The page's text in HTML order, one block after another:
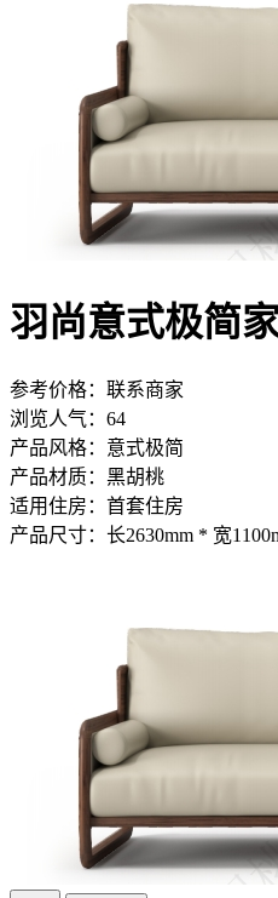
羽尚意式极简
参考价格： 联系商家
浏览人气： 64
产品风格： 意式极简
产品材质： 黑胡桃
适用住房： 首套住房
产品尺寸： 长2630mm * 宽